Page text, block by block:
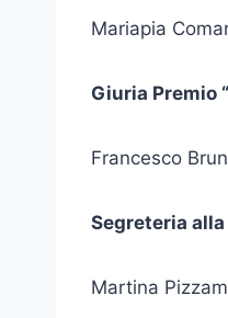
Mariapia
Giuria Premio
Francesco
Segreteria
Martina